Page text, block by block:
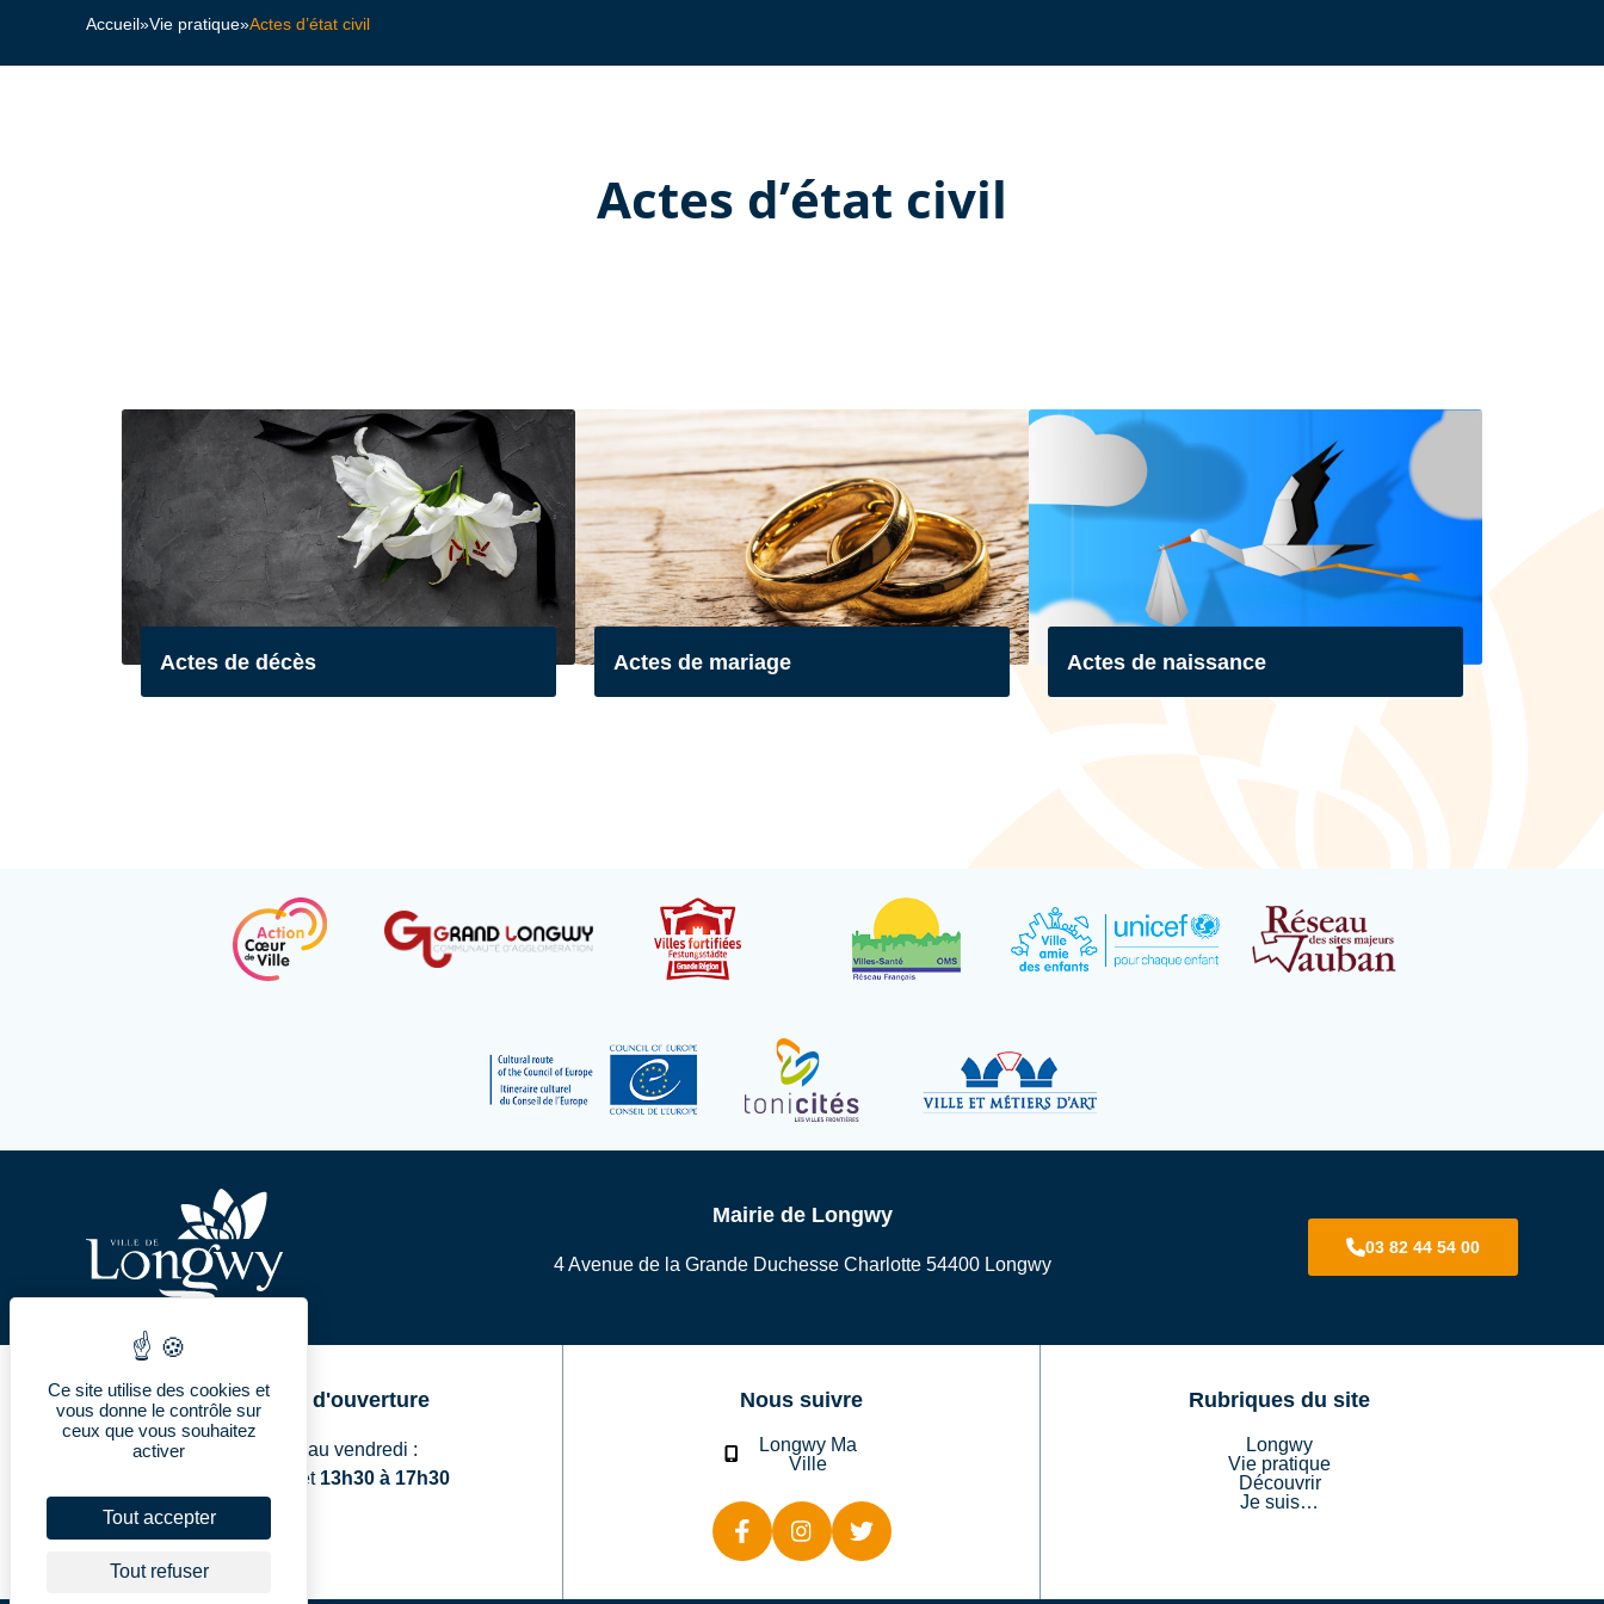
Accueil»Vie pratique»Actes d’état civil
Actes d’état civil
Actes de décès Actes de mariage Actes de naissance
Mairie de Longwy
4 Avenue de la Grande Duchesse Charlotte 54400 Longwy
03 82 44 54 00
Horaires d'ouverture
Du lundi au vendredi :
et 13h30 à 17h30
Nous suivre
Longwy Ma
Ville
Rubriques du site
Longwy
Vie pratique
Découvrir
Je suis…
Ce site utilise des cookies et
vous donne le contrôle sur
ceux que vous souhaitez
activer
Tout accepter
Tout refuser